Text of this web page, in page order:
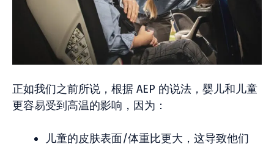
正如我们之前所说，根据 AEP 的说法，婴儿和儿童
更容易受到高温的影响，因为：
儿童的皮肤表面/体重比更大，这导致他们